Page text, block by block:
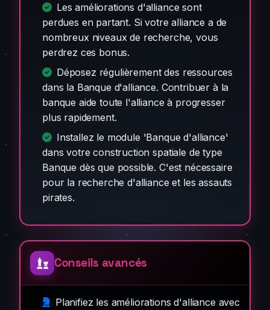
Les améliorations d'alliance sont
perdues en partant. Si votre alliance a de
nombreux niveaux de recherche, vous
perdrez ces bonus.
Déposez régulièrement des ressources
dans la Banque d'alliance. Contribuer à la
banque aide toute l'alliance à progresser
plus rapidement.
Installez le module 'Banque d'alliance'
dans votre construction spatiale de type
Banque dès que possible. C'est nécessaire
pour la recherche d'alliance et les assauts
pirates.
Conseils avancés
Planifiez les améliorations d'alliance avec